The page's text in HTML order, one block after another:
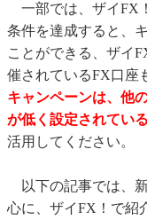
一部では、ザイFX
条件を達成すると、
ことができる、ザイ
催されているFX口座
キャンペーンは、他
が低く設定されてい
活用してください。
以下の記事では、
心に、ザイFX！で紹